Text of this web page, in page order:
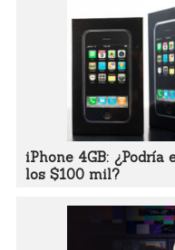
iPhone 4GB:
los $100 mil?